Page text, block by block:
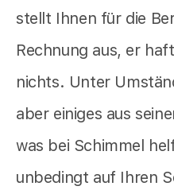
stellt Ihnen für die
Rechnung aus, er
nichts. Unter
aber einiges aus
was bei Schimmel
unbedingt auf Ihren